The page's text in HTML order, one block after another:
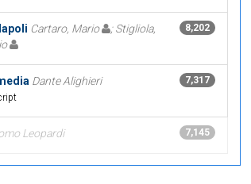
8,202
Cartaro, Mario
; Stigliola,
7,317
Dante Alighieri
7,145
Leopardi